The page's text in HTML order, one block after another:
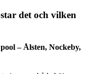
det och vilken
– Ålsten, Nockeby,